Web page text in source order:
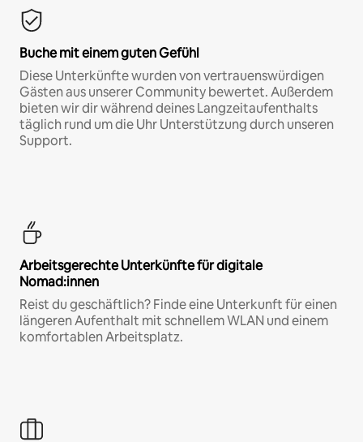
Buche mit einem guten Gefühl
Diese Unterkünfte wurden von vertrauenswürdigen
Gästen aus unserer Community bewertet. Außerdem
bieten wir dir während deines Langzeitaufenthalts
täglich rund um die Uhr Unterstützung durch unseren
Support.
Arbeitsgerechte Unterkünfte für digitale
Nomad:innen
Reist du geschäftlich? Finde eine Unterkunft für einen
längeren Aufenthalt mit schnellem WLAN und einem
komfortablen Arbeitsplatz.